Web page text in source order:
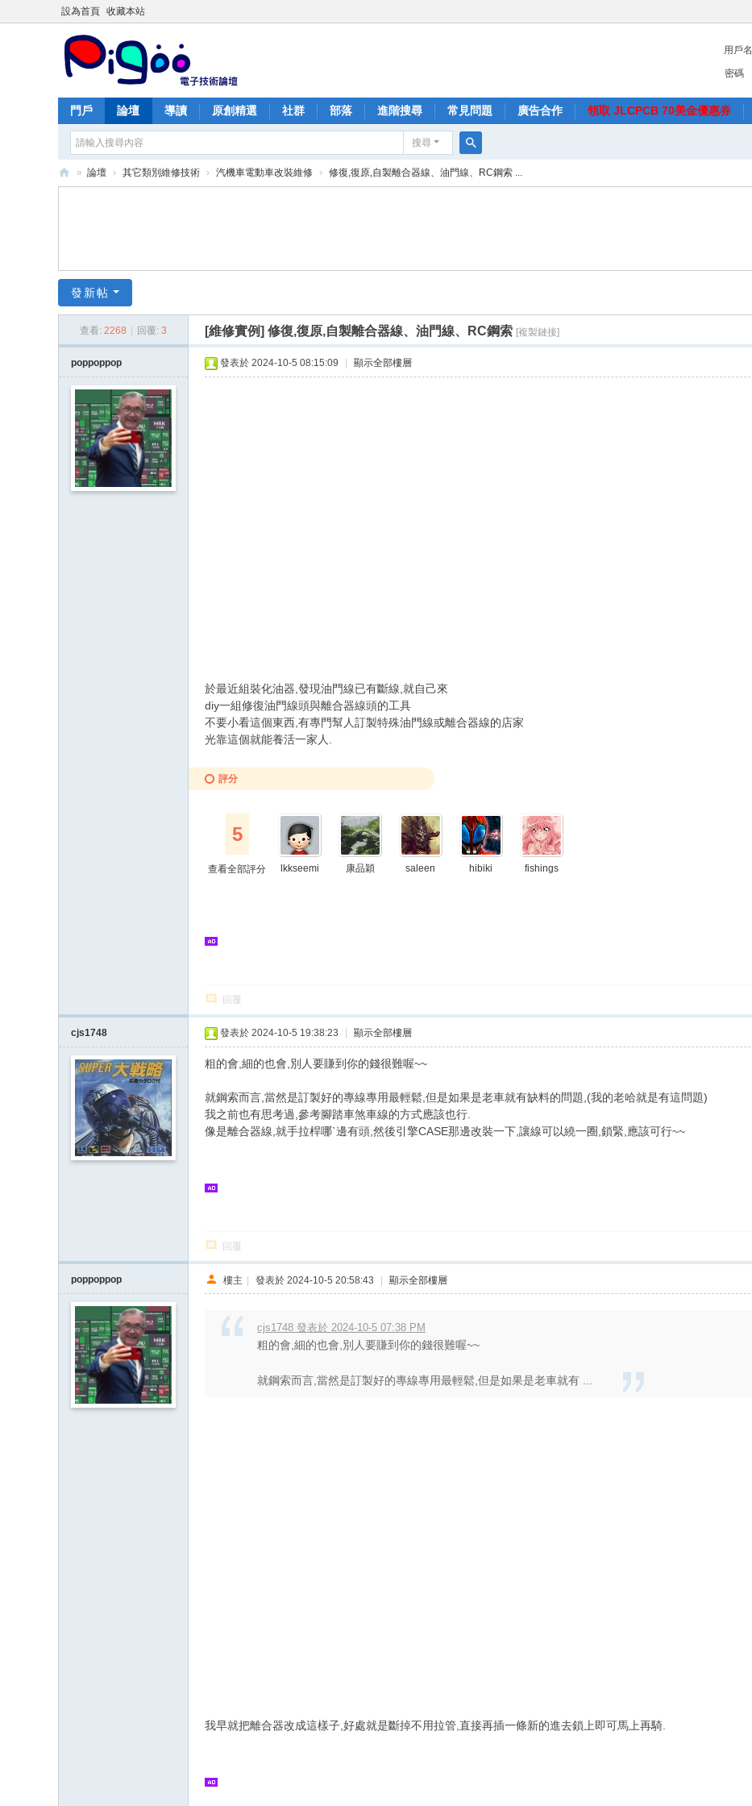
設為首頁 收藏本站
用戶名
密碼
門戶 論壇 導讀 原創精選 社群 部落 進階搜尋 常見問題 廣告合作 領取 JLCPCB 70美金優惠券
搜尋
搜
尋
酷
» 論壇 › 其它類別維修技術 › 汽機車電動車改裝維修 › 修復,復原,自製離合器線、油門線、RC鋼索 ...
發新帖
查看: 2268 回覆: 3 [維修實例] 修復,復原,自製離合器線、油門線、RC鋼索 [複製鏈接]
poppoppop 發表於 2024-10-5 08:15:09 顯示全部樓層
於最近組裝化油器,發現油門線已有斷線,就自己來
diy一組修復油門線頭與離合器線頭的工具
不要小看這個東西,有專門幫人訂製特殊油門線或離合器線的店家
光靠這個就能養活一家人.
評分
5
查看全部評分 lkkseemi 康品穎 saleen hibiki fishings
回覆
cjs1748 發表於 2024-10-5 19:38:23 顯示全部樓層
粗的會,細的也會,別人要賺到你的錢很難喔~~
就鋼索而言,當然是訂製好的專線專用最輕鬆,但是如果是老車就有缺料的問題,(我的老哈就是有這問題)
我之前也有思考過,參考腳踏車煞車線的方式應該也行.
像是離合器線,就手拉桿哪ˋ邊有頭,然後引擎CASE那邊改裝一下,讓線可以繞一圈,鎖緊,應該可行~~
回覆
poppoppop 樓主 | 發表於 2024-10-5 20:58:43 | 顯示全部樓層
cjs1748 發表於 2024-10-5 07:38 PM
粗的會,細的也會,別人要賺到你的錢很難喔~~
就鋼索而言,當然是訂製好的專線專用最輕鬆,但是如果是老車就有 ...
我早就把離合器改成這樣子,好處就是斷掉不用拉管,直接再插一條新的進去鎖上即可馬上再騎.